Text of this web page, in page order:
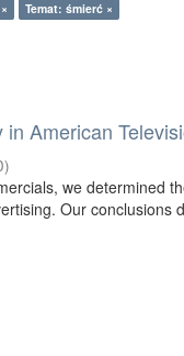
Temat: śmierć ×
American
)
we determined
Our conclusions